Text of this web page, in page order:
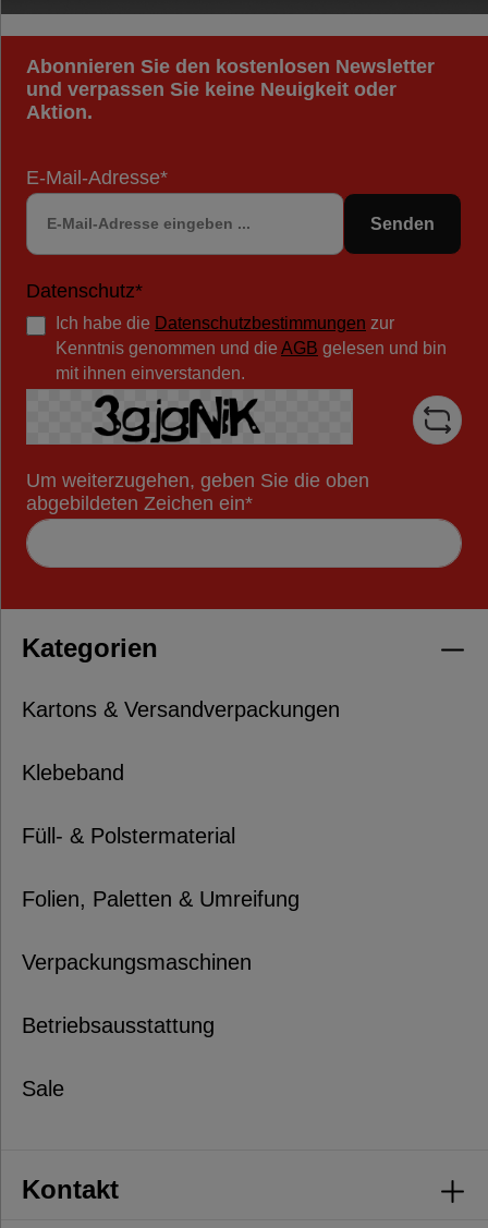
Abonnieren Sie den kostenlosen Newsletter
und verpassen Sie keine Neuigkeit oder
Aktion.
E-Mail-Adresse*
Senden
Datenschutz*
Ich habe die Datenschutzbestimmungen zur
Kenntnis genommen und die AGB gelesen und bin
mit ihnen einverstanden.
Um weiterzugehen, geben Sie die oben
abgebildeten Zeichen ein*
Kontakt
Kategorien
Kartons & Versandverpackungen
Klebeband
Füll- & Polstermaterial
Folien, Paletten & Umreifung
Verpackungsmaschinen
Betriebsausstattung
Sale